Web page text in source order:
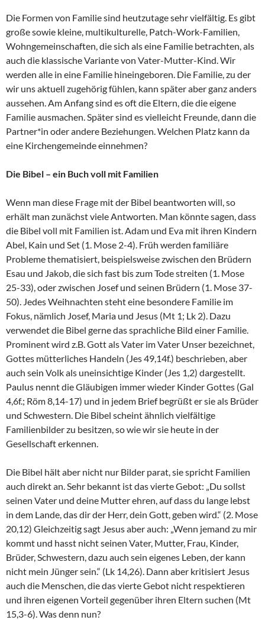
Die Formen von Familie sind heutzutage sehr vielfältig. Es gibt
große sowie kleine, multikulturelle, Patch-Work-Familien,
Wohngemeinschaften, die sich als eine Familie betrachten, als
auch die klassische Variante von Vater-Mutter-Kind. Wir
werden alle in eine Familie hineingeboren. Die Familie, zu der
wir uns aktuell zugehörig fühlen, kann später aber ganz anders
aussehen. Am Anfang sind es oft die Eltern, die die eigene
Familie ausmachen. Später sind es vielleicht Freunde, dann die
Partner*in oder andere Beziehungen. Welchen Platz kann da
eine Kirchengemeinde einnehmen?
Die Bibel – ein Buch voll mit Familien
Wenn man diese Frage mit der Bibel beantworten will, so
erhält man zunächst viele Antworten. Man könnte sagen, dass
die Bibel voll mit Familien ist. Adam und Eva mit ihren Kindern
Abel, Kain und Set (1. Mose 2-4). Früh werden familiäre
Probleme thematisiert, beispielsweise zwischen den Brüdern
Esau und Jakob, die sich fast bis zum Tode streiten (1. Mose
25-33), oder zwischen Josef und seinen Brüdern (1. Mose 37-
50). Jedes Weihnachten steht eine besondere Familie im
Fokus, nämlich Josef, Maria und Jesus (Mt 1; Lk 2). Dazu
verwendet die Bibel gerne das sprachliche Bild einer Familie.
Prominent wird z.B. Gott als Vater im Vater Unser bezeichnet,
Gottes mütterliches Handeln (Jes 49,14f.) beschrieben, aber
auch sein Volk als uneinsichtige Kinder (Jes 1,2) dargestellt.
Paulus nennt die Gläubigen immer wieder Kinder Gottes (Gal
4,6f.; Röm 8,14-17) und in jedem Brief begrüßt er sie als Brüder
und Schwestern. Die Bibel scheint ähnlich vielfältige
Familienbilder zu besitzen, so wie wir sie heute in der
Gesellschaft erkennen.
Die Bibel hält aber nicht nur Bilder parat, sie spricht Familien
auch direkt an. Sehr bekannt ist das vierte Gebot: „Du sollst
seinen Vater und deine Mutter ehren, auf dass du lange lebst
in dem Lande, das dir der Herr, dein Gott, geben wird.“ (2. Mose
20,12) Gleichzeitig sagt Jesus aber auch: „Wenn jemand zu mir
kommt und hasst nicht seinen Vater, Mutter, Frau, Kinder,
Brüder, Schwestern, dazu auch sein eigenes Leben, der kann
nicht mein Jünger sein.“ (Lk 14,26). Dann aber kritisiert Jesus
auch die Menschen, die das vierte Gebot nicht respektieren
und ihren eigenen Vorteil gegenüber ihren Eltern suchen (Mt
15,3-6). Was denn nun?